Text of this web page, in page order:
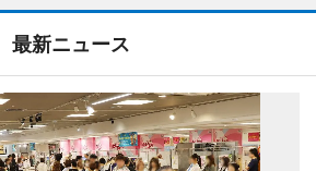
最新ニュース